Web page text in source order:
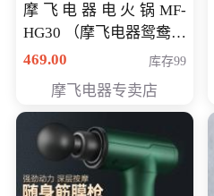
摩飞电器电火锅MF-
HG30 （摩飞电器鸳鸯锅
MF-HG30 ） 会员专享价
469.00 库存99
摩飞电器专卖店